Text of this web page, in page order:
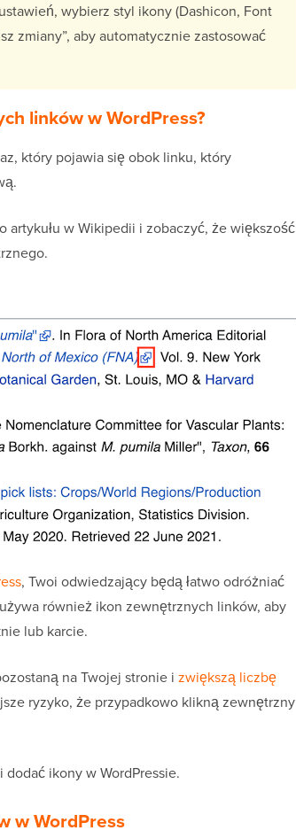
wybierz styl ikony (Dashicon, Font
zmiany”, aby automatycznie zastosować
linków w WordPress?
który pojawia się obok linku, który
artykułu w Wikipedii i zobaczyć, że większość
, Twoi odwiedzający będą łatwo odróżniać
również ikon zewnętrznych linków, aby
lub karcie.
na Twojej stronie i zwiększą liczbę
ryzyko, że przypadkowo klikną zewnętrzny
ikony w WordPressie.
w WordPress